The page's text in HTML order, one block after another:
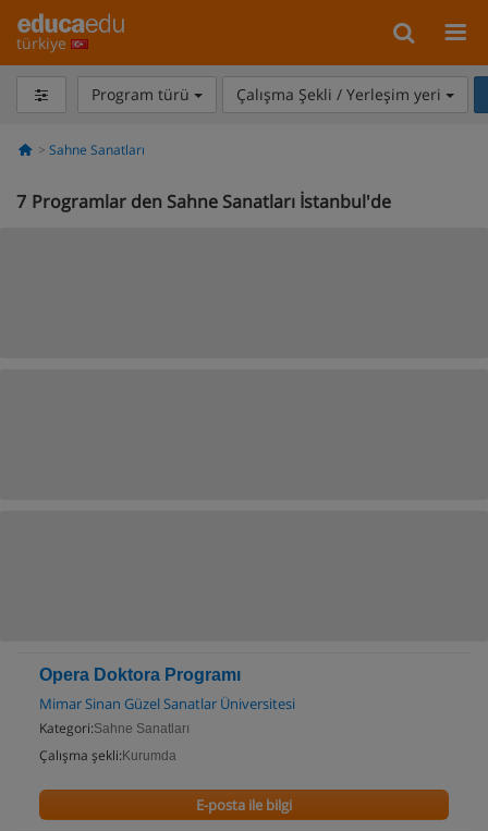
türkiye
Program türü Çalışma Şekli / Yerleşim yeri
Sahne Sanatları
7 Programlar den Sahne Sanatları İstanbul'de
Opera Doktora Programı
Mimar Sinan Güzel Sanatlar Üniversitesi
Kategori:Sahne Sanatları
Çalışma şekli: Kurumda
E-posta ile bilgi